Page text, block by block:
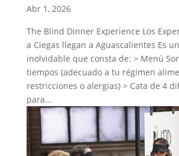
Abr 1, 2026
The Blind Dinner Experience Los
a Ciegas llegan a Aguascalientes Es
inolvidable que consta de: > Menú
tiempos (adecuado a tu régimen
restricciones o alergias) > Cata de 4
para...